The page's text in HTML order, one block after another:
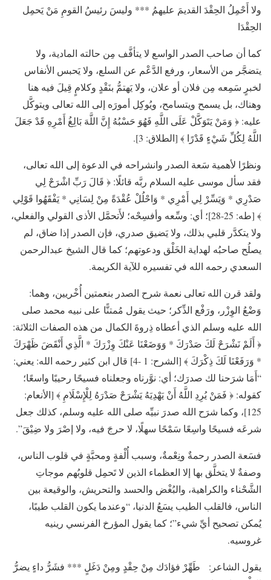
ولا أَحْمِلُ الحِقْدَ القديمَ عليهمُ *** وليسَ رئيسُ القومِ مَنْ يَحمِل
الحِقْدَا
كما أن صاحب الصدر الواسع لا يتأفَّف مِن حالته المادية، ولا
يتضجَّر من الأسعار، ورفع الدَّعْم عن السلع، ولا يَحبس الأنفاس
لخبرٍ سَمِعه مِن فلان أو علان، ولا يَهتمُّ بنَقْدٍ وكلامٍ قِيلَ فيه هنا
وهناك، بل يسمح ويتسامح، ويُوكِل أمورَه إلى الله تعالى ويتوكَّل
عليه: ﴿ وَمَنْ يَتَوَكَّلْ عَلَى اللَّهِ فَهُوَ حَسْبُهُ إِنَّ اللَّهَ بَالِغُ أَمْرِهِ قَدْ جَعَلَ
اللَّهُ لِكُلِّ شَيْءٍ قَدْرًا ﴾ [الطلاق: 3].
ونظرًا لأهمية سَعة الصدر وانشراحه في الدعوة إلى الله تعالى،
فقد سأل موسى عليه السلام ربَّه قائلًا: ﴿ قَالَ رَبِّ اشْرَحْ لِي
صَدْرِي * وَيَسِّرْ لِي أَمْرِي * وَاحْلُلْ عُقْدَةً مِنْ لِسَانِي * يَفْقَهُوا قَوْلِي
﴾ [طه: 25-28]؛ أي: وسِّعه وأفسِحْه؛ لأَتحمَّل الأذى القولي والفعلي،
ولا يتكدَّر قلبي بذلك، ولا يَضيق صدري، فإن الصدر إذا ضاق، لم
يصلُح صاحبُه لهداية الخَلْق ودعوتهم؛ كما قال الشيخ عبدالرحمن
السعدي رحمه الله في تفسيره للآية الكريمة.
ولقد قرن الله تعالى نعمة شرح الصدر بنعمتين أُخْريين، وهما:
وَضْعُ الوِزْر، ورَفْع الذِّكر؛ حيث يقول مُمتنًّا على نبيه محمد صلى
الله عليه وسلم الذي أعطاه ذِروةَ الكمال من هذه الصفات الثلاثة:
﴿ أَلَمْ نَشْرَحْ لَكَ صَدْرَكَ * وَوَضَعْنَا عَنْكَ وِزْرَكَ * الَّذِي أَنْقَضَ ظَهْرَكَ
* وَرَفَعْنَا لَكَ ذِكْرَكَ ﴾ [الشرح: 1 -4] قال ابن كثير رحمه الله: يعني:
“أَمَا شرَحنا لك صدرَك؛ أي: نوَّرناه وجعلناه فسيحًا رحيبًا واسعًا؛
كقوله: ﴿ فَمَنْ يُرِدِ اللَّهُ أَنْ يَهْدِيَهُ يَشْرَحْ صَدْرَهُ لِلْإِسْلَامِ ﴾ [الأنعام:
125]، وكما شرَح الله صدرَ نبيِّه صلى الله عليه وسلم، كذلك جعل
شرعَه فسيحًا واسِعًا سَمْحًا سهلًا، لا حرجَ فيه، ولا إصْرَ ولا ضِيْقَ”.
فسَعة الصدر رحمةٌ ونِعْمةٌ، وسبب أُلْفةٍ ومحبَّةٍ في قلوب الناس،
وصفةٌ لا يتخلَّق بها إلا العظماء الذين لا تَحمِل قلوبُهم موجاتِ
الشَّحْناء والكراهية، والبُغْض والحسد والتحريش، والوقيعة بين
الناس، فالقلب الطيب يسَعُ الدنيا، “وعندما يكون القلب طيبًا،
يُمكن تصحيح أيِّ شيء”؛ كما يقول المؤرخ الفرنسي رينيه
غروسيه.
يقول الشاعر: طَهِّرْ فؤادَك مِنْ حِقْدٍ ومِنْ دَغَلٍ *** فشَرُّ داءٍ يضرُّ